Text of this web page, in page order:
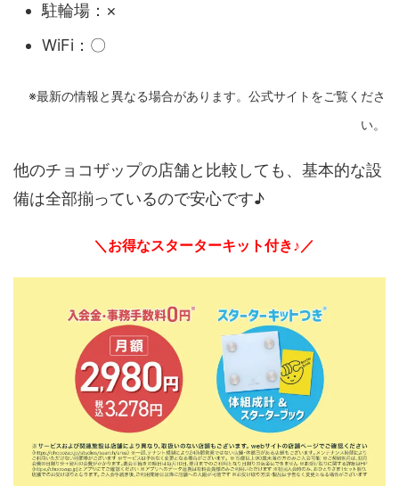
駐輪場：×
WiFi：〇
※最新の情報と異なる場合があります。公式サイトをご覧くださ
い。
他のチョコザップの店舗と比較しても、基本的な設
備は全部揃っているので安心です♪
＼お得なスターターキット付き♪／